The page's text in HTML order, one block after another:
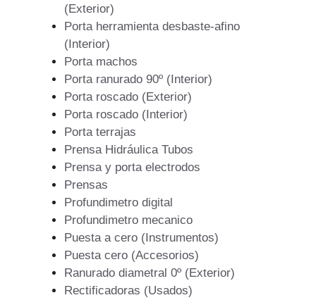
(Exterior)
Porta herramienta desbaste-afino
(Interior)
Porta machos
Porta ranurado 90º (Interior)
Porta roscado (Exterior)
Porta roscado (Interior)
Porta terrajas
Prensa Hidráulica Tubos
Prensa y porta electrodos
Prensas
Profundimetro digital
Profundimetro mecanico
Puesta a cero (Instrumentos)
Puesta cero (Accesorios)
Ranurado diametral 0º (Exterior)
Rectificadoras (Usados)